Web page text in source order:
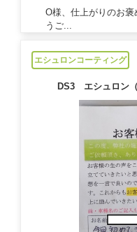
O様、仕上がりのお
うご...
エシュロンコーティング
DS3 エシュロン